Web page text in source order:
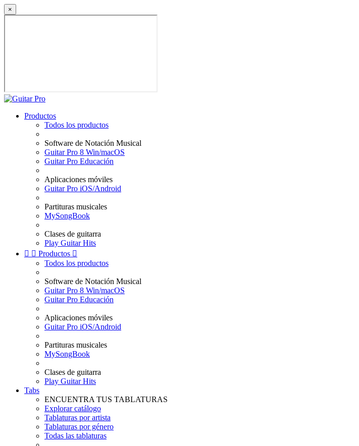
×
Productos
Todos los productos
Software de Notación Musical
Guitar Pro 8 Win/macOS
Guitar Pro Educación
Aplicaciones móviles
Guitar Pro iOS/Android
Partituras musicales
MySongBook
Clases de guitarra
Play Guitar Hits
  Productos 
Todos los productos
Software de Notación Musical
Guitar Pro 8 Win/macOS
Guitar Pro Educación
Aplicaciones móviles
Guitar Pro iOS/Android
Partituras musicales
MySongBook
Clases de guitarra
Play Guitar Hits
Tabs
ENCUENTRA TUS TABLATURAS
Explorar catálogo
Tablaturas por artista
Tablaturas por género
Todas las tablaturas